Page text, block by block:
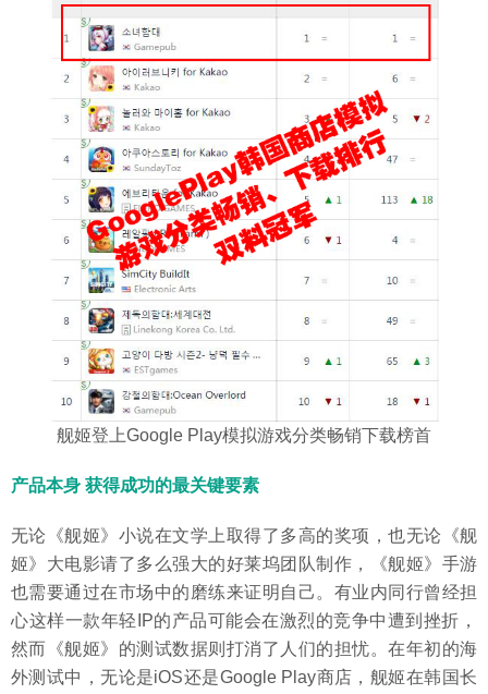
舰姬登上Google Play模拟游戏分类畅销下载榜首
产品本身 获得成功的最关键要素
无论《舰姬》小说在文学上取得了多高的奖项，也无论《舰
姬》大电影请了多么强大的好莱坞团队制作，《舰姬》手游
也需要通过在市场中的磨练来证明自己。有业内同行曾经担
心这样一款年轻IP的产品可能会在激烈的竞争中遭到挫折，
然而《舰姬》的测试数据则打消了人们的担忧。在年初的海
外测试中，无论是iOS还是Google Play商店，舰姬在韩国长